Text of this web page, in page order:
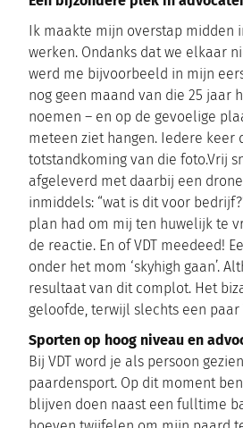
Ik maakte mijn overstap midden
werken. Ondanks dat we elkaar
werd me bijvoorbeeld in mijn
nog geen maand van die 25 jaar
noemen – en op de gevoelige
meteen ziet hangen. Iedere keer
totstandkoming van die foto.Vrij
afgeleverd met daarbij een
inmiddels: “wat is dit voor
plan had om mij ten huwelijk te
de reactie. En of VDT meedeed!
onder het mom ‘skyhigh gaan’.
resultaat van dit complot. Het
geloofde, terwijl slechts een paar
Sporten op hoog niveau en
Bij VDT word je als persoon
paardensport. Op dit moment
blijven doen naast een fulltime